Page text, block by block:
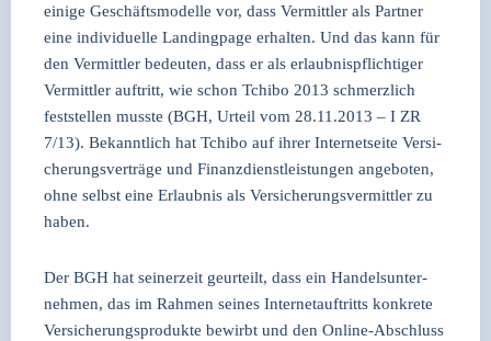
eini­ge Geschäfts­mo­del­le vor, dass Ver­mitt­ler als Part­ner
eine indi­vi­du­el­le Landing­pa­ge erhal­ten. Und das kann für
den Ver­mitt­ler bedeu­ten, dass er als erlaub­nis­pflich­ti­ger
Ver­mitt­ler auf­tritt, wie schon Tchi­bo 2013 schmerz­lich
fest­stel­len muss­te (BGH, Urteil vom 28.11.2013 – I ZR
7/13). Bekannt­lich hat Tchi­bo auf ihrer Inter­net­sei­te Ver­si­
che­rungs­ver­trä­ge und Finanz­dienst­leis­tun­gen ange­bo­ten,
ohne selbst eine Erlaub­nis als Ver­si­che­rungs­ver­mitt­ler zu
haben.
Der BGH hat sei­ner­zeit geur­teilt, dass ein Han­dels­un­ter­
neh­men, das im Rah­men sei­nes Inter­net­auf­tritts kon­kre­te
Ver­si­che­rungs­pro­duk­te bewirbt und den Online-Abschluss